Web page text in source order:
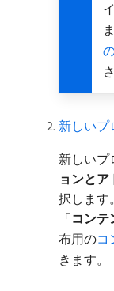
新しいプ
新しいプ
ョンとア
択します
「コンテ
布用のコ
きます。